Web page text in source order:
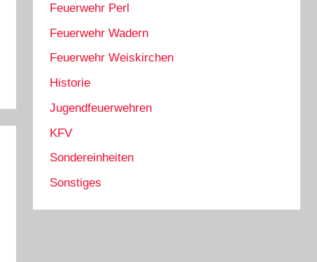
Feuerwehr Perl
Feuerwehr Wadern
Feuerwehr Weiskirchen
Historie
Jugendfeuerwehren
KFV
Sondereinheiten
Sonstiges